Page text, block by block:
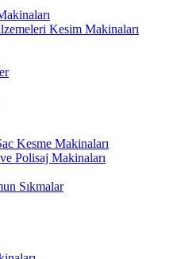
Kesim Makinaları
Kesme Makinaları
Polisaj Makinaları
Sıkmalar